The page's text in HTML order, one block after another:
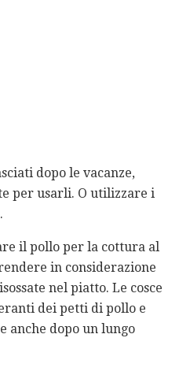
dopo le vacanze,
per usarli. O utilizzare i
il pollo per la cottura al
in considerazione
nel piatto. Le cosce
dei petti di pollo e
anche dopo un lungo